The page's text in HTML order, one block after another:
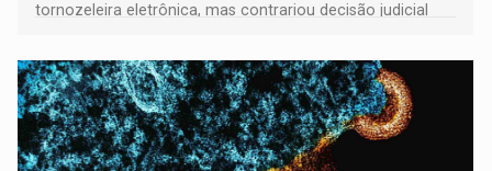
tornozeleira eletrônica, mas contrariou decisão judicial